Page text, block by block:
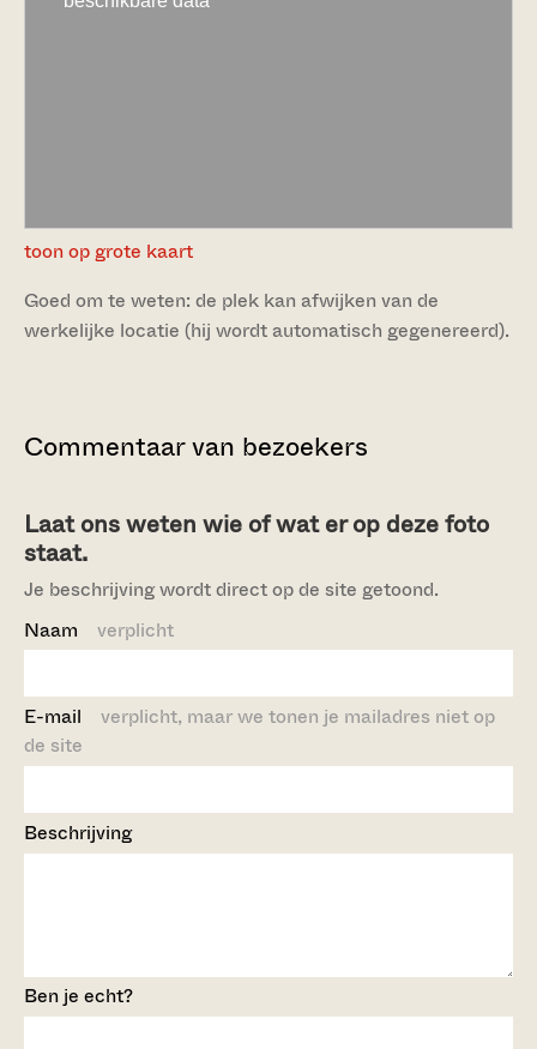
toon op grote kaart
Goed om te weten: de plek kan afwijken van de
werkelijke locatie (hij wordt automatisch gegenereerd).
Commentaar van bezoekers
Laat ons weten wie of wat er op deze foto
staat.
Je beschrijving wordt direct op de site getoond.
Naam verplicht
E-mail verplicht, maar we tonen je mailadres niet op
de site
Beschrijving
Ben je echt?